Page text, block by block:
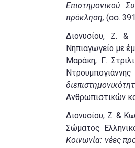
Επιστημονικού
πρόκληση, (σσ.
Διονυσίου, Ζ. &
Νηπιαγωγείο με
Μαράκη, Γ.
Ανθρωπιστικών
Διονυσίου, Ζ. &
Σώματος
Κοινωνία: νέες